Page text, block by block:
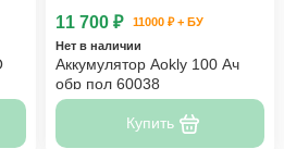
11 700 ₽
11000 ₽ + БУ
Нет в наличии
Аккумулятор Aokly 100 Ач
обр пол 60038
Купить